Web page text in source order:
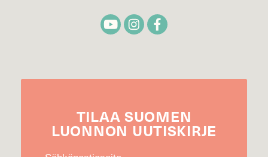
TILAA SUOMEN
LUONNON UUTIS­KIRJE